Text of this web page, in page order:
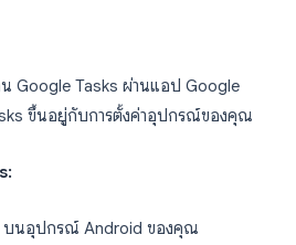
น Google Tasks ผ่านแอป Google
ขึ้นอยู่กับการตั้งค่าอุปกรณ์ของคุณ
บนอุปกรณ์ Android ของคุณ